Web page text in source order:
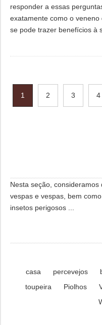
responder a essas
exatamente como o
se pode trazer benefícios à
1 2 3 4
Nesta seção,
vespas e vespas, bem
insetos perigosos ...
casa percevejos
toupeira
Piolhos